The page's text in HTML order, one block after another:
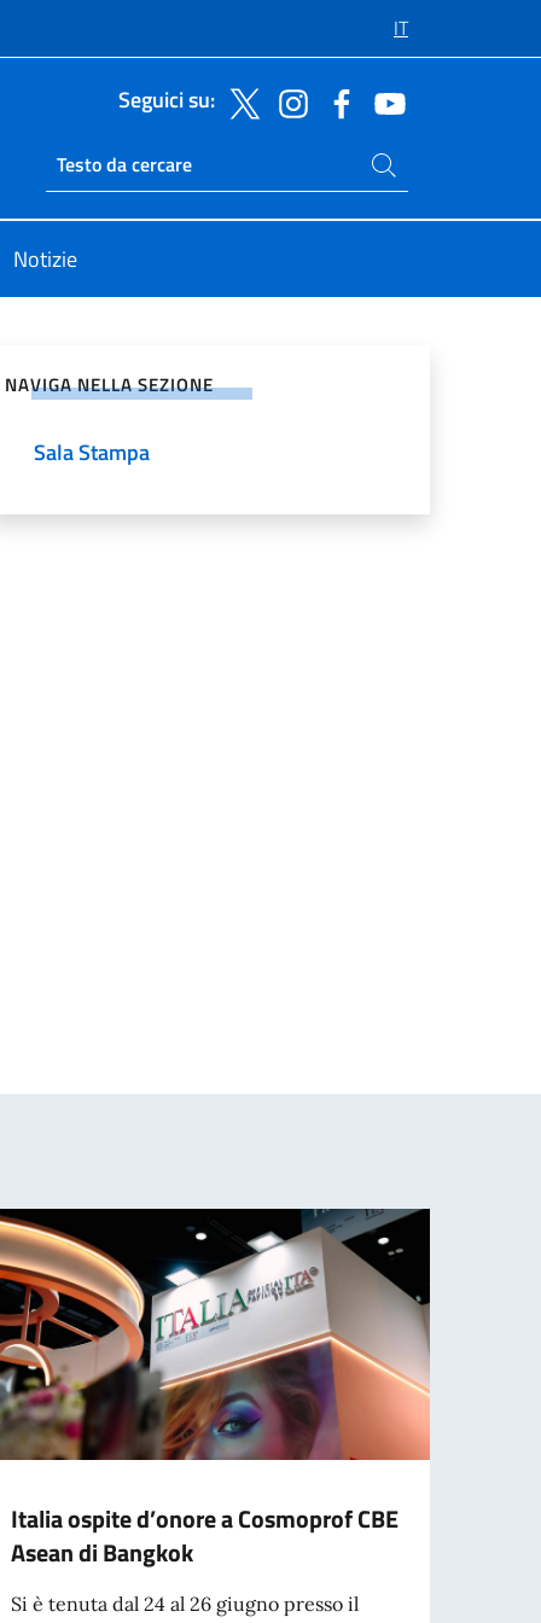
IT
Seguici su:
Ricerca sito live
Cerca nel sito
Notizie
NAVIGA NELLA SEZIONE
Sala Stampa
Italia ospite d’onore a Cosmoprof CBE
Asean di Bangkok
Si è tenuta dal 24 al 26 giugno presso il